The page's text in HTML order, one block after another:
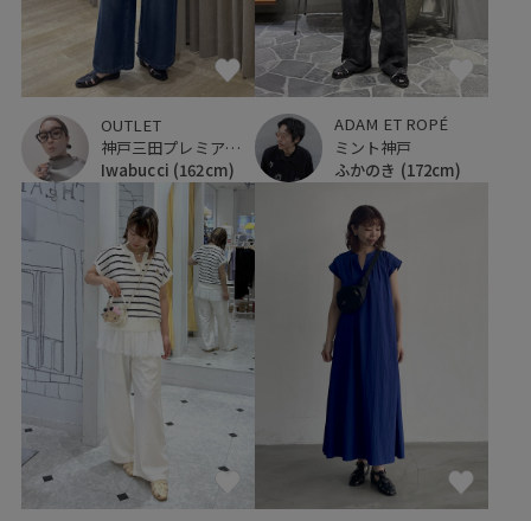
OUTLET
神戸三田プレミアム・アウトレット
Iwabucci (162cm)
ADAM ET ROPÉ
ミント神戸
ふかのき (172cm)